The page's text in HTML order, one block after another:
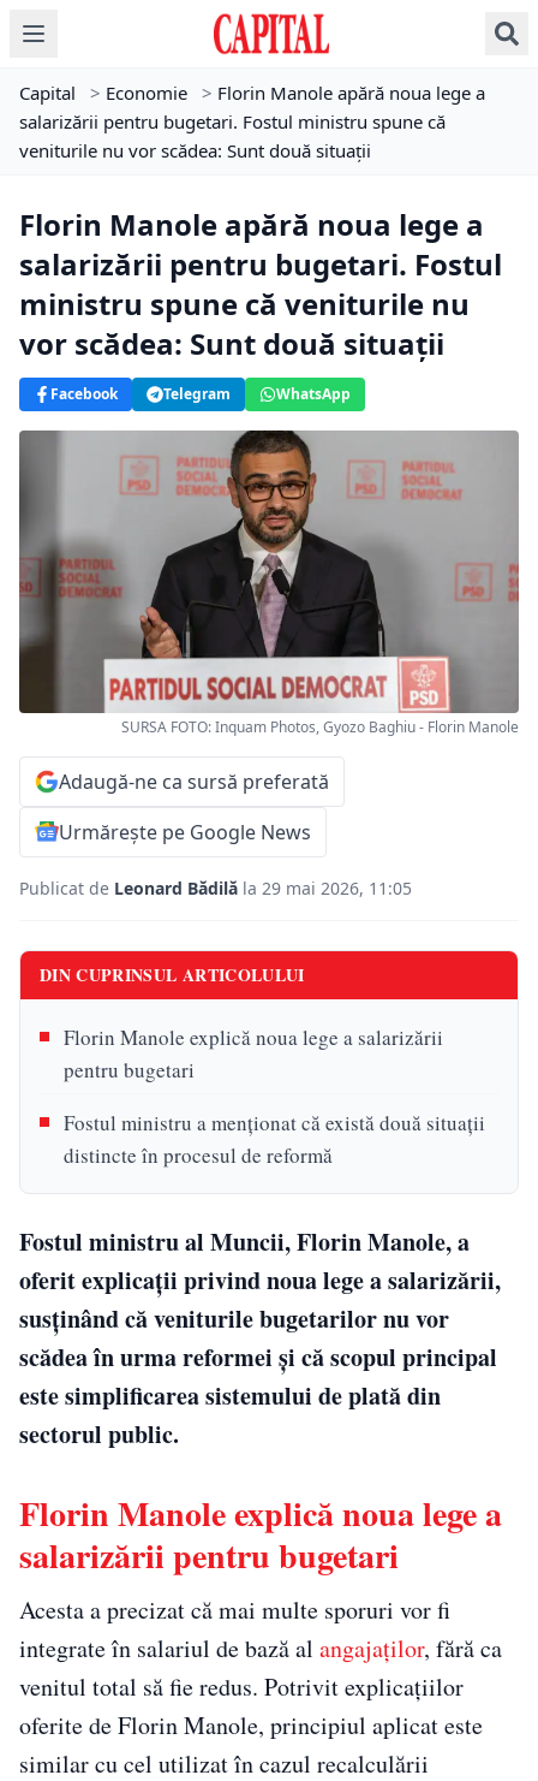
Capital > Economie > Florin Manole apără noua lege a
salarizării pentru bugetari. Fostul ministru spune că
veniturile nu vor scădea: Sunt două situații
Florin Manole apără noua lege a
salarizării pentru bugetari. Fostul
ministru spune că veniturile nu
vor scădea: Sunt două situații
Facebook Telegram WhatsApp
SURSA FOTO: Inquam Photos, Gyozo Baghiu - Florin Manole
Adaugă-ne ca sursă preferată
Urmărește pe Google News
Publicat de Leonard Bădilă la 29 mai 2026, 11:05
DIN CUPRINSUL ARTICOLULUI
Florin Manole explică noua lege a salarizării
pentru bugetari
Fostul ministru a menționat că există două situații
distincte în procesul de reformă
Fostul ministru al Muncii, Florin Manole, a
oferit explicații privind noua lege a salarizării,
susținând că veniturile bugetarilor nu vor
scădea în urma reformei și că scopul principal
este simplificarea sistemului de plată din
sectorul public.
Florin Manole explică noua lege a
salarizării pentru bugetari
Acesta a precizat că mai multe sporuri vor fi
integrate în salariul de bază al angajaților, fără ca
venitul total să fie redus. Potrivit explicațiilor
oferite de Florin Manole, principiul aplicat este
similar cu cel utilizat în cazul recalculării